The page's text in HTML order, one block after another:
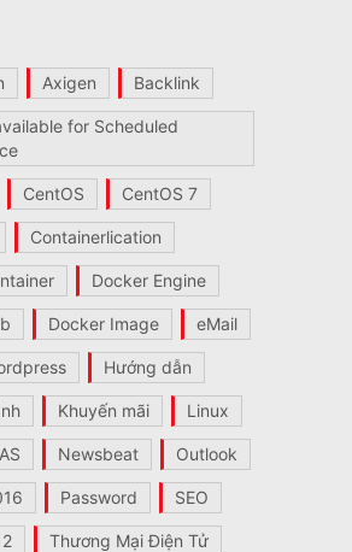
Axigen Backlink
for Scheduled
CentOS CentOS 7
Containerlication
Docker Engine
Docker Image eMail
Hướng dẫn
Khuyến mãi Linux
Newsbeat Outlook
Password SEO
Thương Mại Điện Tử